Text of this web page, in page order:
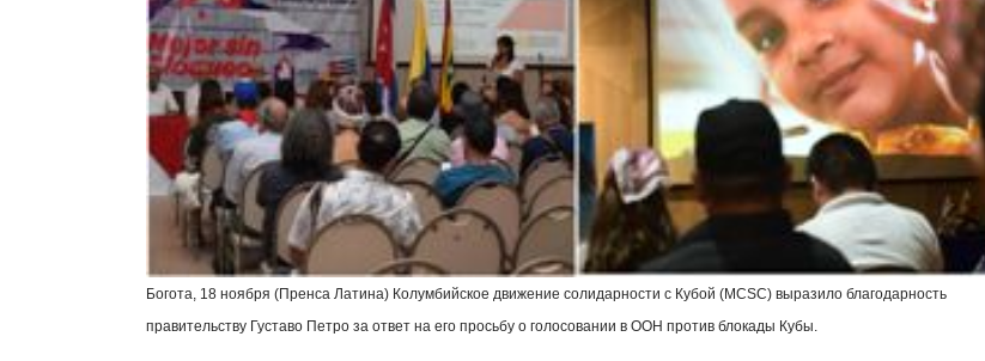
Богота, 18 ноября (Пренса Латина) Колумбийское движение солидарности с Кубой (MCSC) выразило благодарность
правительству Густаво Петро за ответ на его просьбу о голосовании в ООН против блокады Кубы.